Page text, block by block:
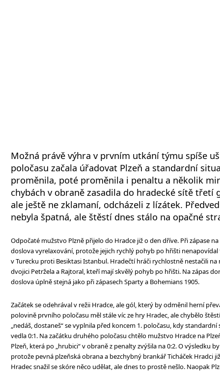
Možná právě výhra v prvním utkání týmu spíše
poločasu začala úřadovat Plzeň a standardní
proměnila, poté proměnila i penaltu a několik
chybách v obraně zasadila do hradecké sítě třetí
ale ještě ne zklamaní, odcházeli z lízátek.
nebyla špatná, ale štěstí dnes stálo na opačné
Odpočaté mužstvo Plzně přijelo do Hradce již o den dříve. Při zápase
doslova vyrelaxování, protože jejich rychlý pohyb po hřišti
v Turecku proti Besiktasi Istanbul. Hradečtí hráči rychlostně nestačili
dvojici Petržela a Rajtoral, kteří mají skvělý pohyb po hřišti. Na zápas
doslova úplně stejná jako při zápasech Sparty a Bohemians 1905.
Začátek se odehrával v režii Hradce, ale gól, který by odměnil herní
polovině prvního poločasu měl stále víc ze hry Hradec, ale chybělo
„nedáš, dostaneš“ se vyplnila před koncem 1. poločasu, kdy
vedla 0:1. Na začátku druhého poločasu chtělo mužstvo Hradce na
Plzeň, která po „hrubici“ v obraně z penalty zvýšila na 0:2. O výsledku
protože pevná plzeňská obrana a bezchybný brankář Ticháček Hradci
Hradec snažil se skóre něco udělat, ale dnes to prostě nešlo. Naopak